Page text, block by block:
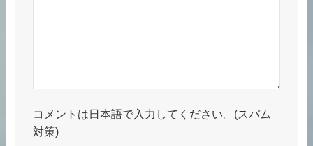
コメントは日本語で入力してください。(スパム
対策)